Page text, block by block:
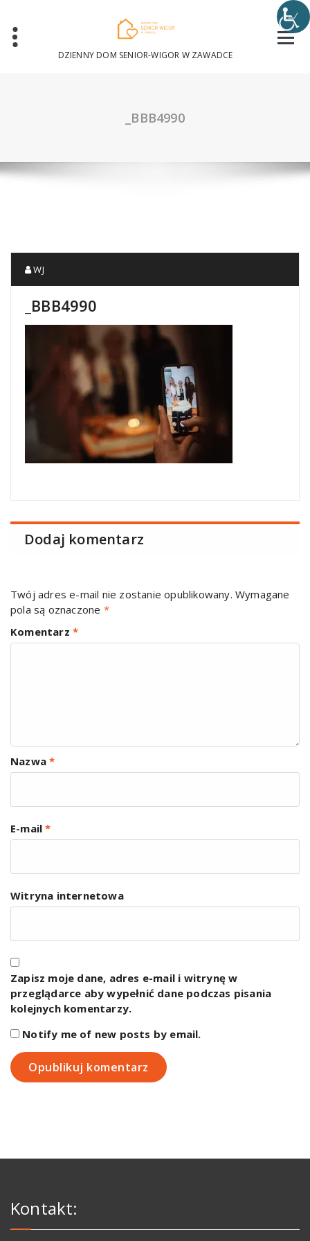
content
DZIENNY DOM SENIOR-WIGOR W ZAWADCE
_BBB4990
WJ
_BBB4990
Dodaj komentarz
Twój adres e-mail nie zostanie opublikowany. Wymagane
pola są oznaczone *
Komentarz *
Nazwa*
E-mail*
Witryna internetowa
Zapisz moje dane, adres e-mail i witrynę w
przeglądarce aby wypełnić dane podczas pisania
kolejnych komentarzy.
Notify me of new posts by email.
Kontakt: